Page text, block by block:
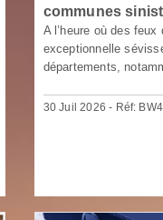
communes
A l’heure où des feux
exceptionnelle
départements,
30 Juil 2026 - Réf: